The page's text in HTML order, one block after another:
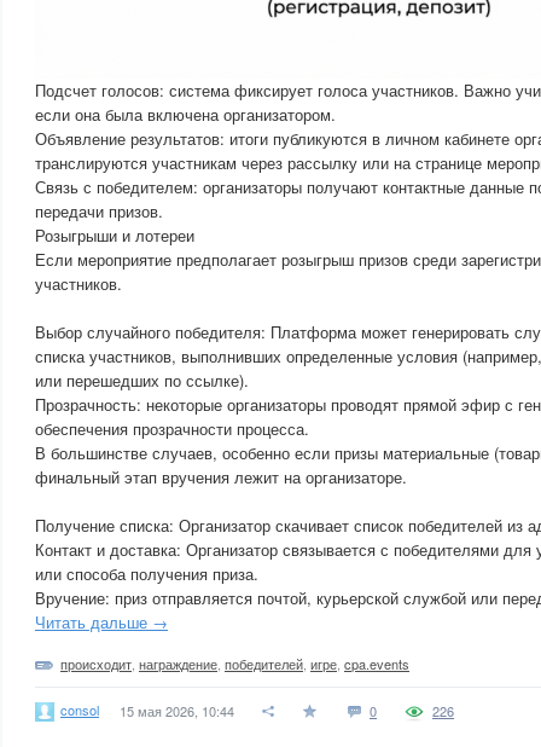
Подсчет голосов: система фиксирует голоса участников. Важно
если она была включена организатором.
Объявление результатов: итоги публикуются в личном кабинете
транслируются участникам через рассылку или на странице
Связь с победителем: организаторы получают контактные данные
передачи призов.
Розыгрыши и лотереи
Если мероприятие предполагает розыгрыш призов среди
участников.
Выбор случайного победителя: Платформа может генерировать
списка участников, выполнивших определенные условия
или перешедших по ссылке).
Прозрачность: некоторые организаторы проводят прямой эфир с
обеспечения прозрачности процесса.
В большинстве случаев, особенно если призы материальные
финальный этап вручения лежит на организаторе.
Получение списка: Организатор скачивает список победителей из
Контакт и доставка: Организатор связывается с победителями для
или способа получения приза.
Вручение: приз отправляется почтой, курьерской службой или
Читать дальше →
происходит награждение победителей игре cpa.events
consol 15 мая 2026, 10:44 0 226